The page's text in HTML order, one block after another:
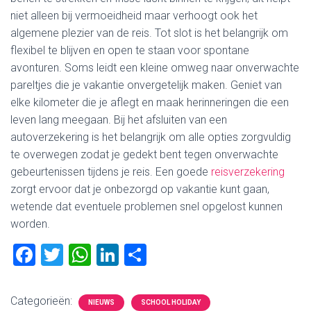
niet alleen bij vermoeidheid maar verhoogt ook het
algemene plezier van de reis. Tot slot is het belangrijk om
flexibel te blijven en open te staan voor spontane
avonturen. Soms leidt een kleine omweg naar onverwachte
pareltjes die je vakantie onvergetelijk maken. Geniet van
elke kilometer die je aflegt en maak herinneringen die een
leven lang meegaan. Bij het afsluiten van een
autoverzekering is het belangrijk om alle opties zorgvuldig
te overwegen zodat je gedekt bent tegen onverwachte
gebeurtenissen tijdens je reis. Een goede reisverzekering
zorgt ervoor dat je onbezorgd op vakantie kunt gaan,
wetende dat eventuele problemen snel opgelost kunnen
worden.
F
ce
T
tt
W
at
Li
e
e
Categorieën: NIEUWS SCHOOL HOLIDAY